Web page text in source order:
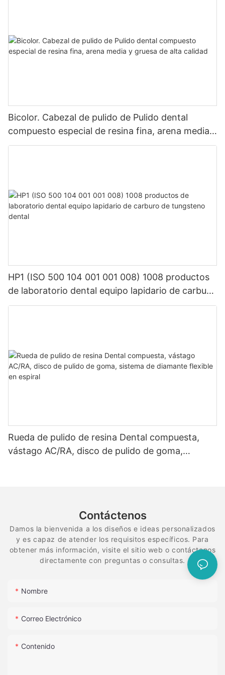
Bicolor. Cabezal de pulido de Pulido dental
compuesto especial de resina fina, arena media y
gruesa de alta calidad
HP1 (ISO 500 104 001 001 008) 1008 productos
de laboratorio dental equipo lapidario de carburo
de tungsteno dental
Rueda de pulido de resina Dental compuesta,
vástago AC/RA, disco de pulido de goma,
Contáctenos
Damos la bienvenida a los diseños e ideas personalizados
y es capaz de atender los requisitos específicos. Para
obtener más información, visite el sitio web o contáctenos
directamente con preguntas o consultas.
Nombre
Correo Electrónico
Contenido